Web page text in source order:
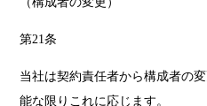
第21条
当社は契約責任者から構成者の
能な限りこれに応じます。